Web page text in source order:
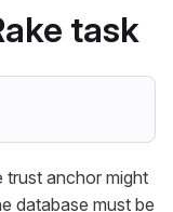
task
trust anchor might
database must be